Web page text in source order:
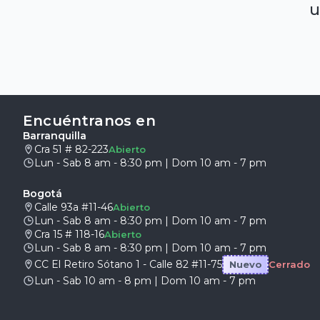
Encuéntranos en
Barranquilla
Cra 51 # 82-223Abierto
Lun - Sab 8 am - 8:30 pm | Dom 10 am - 7 pm
Bogotá
Calle 93a #11-46Abierto
Lun - Sab 8 am - 8:30 pm | Dom 10 am - 7 pm
Cra 15 # 118-16Abierto
Lun - Sab 8 am - 8:30 pm | Dom 10 am - 7 pm
CC El Retiro Sótano 1 - Calle 82 #11-75
Nuevo Cerrado
Lun - Sab 10 am - 8 pm | Dom 10 am - 7 pm